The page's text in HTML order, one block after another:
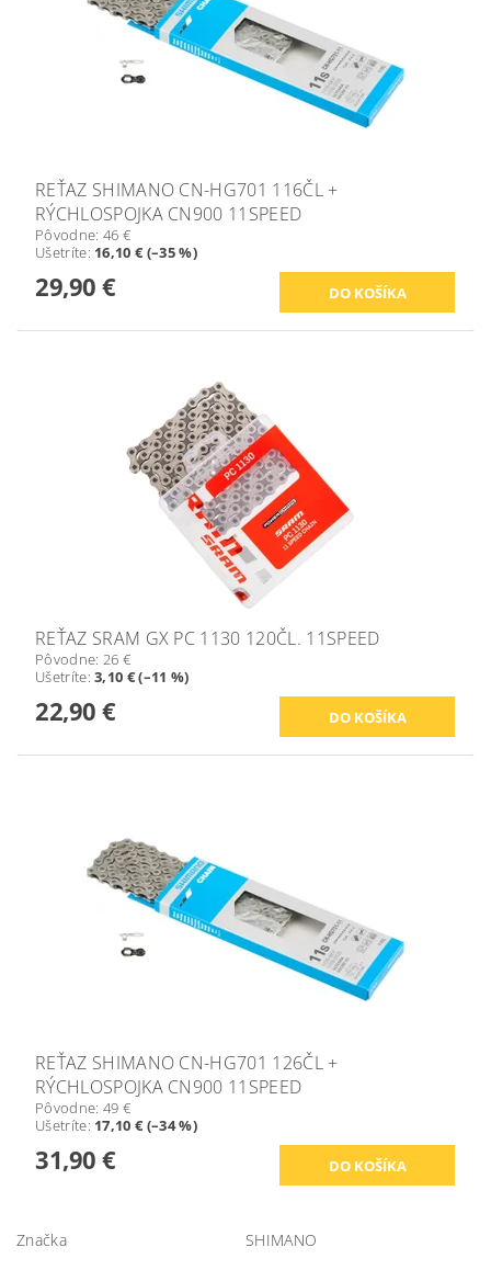
REŤAZ SHIMANO CN-HG701 116ČL +
RÝCHLOSPOJKA CN900 11SPEED
Pôvodne: 46 €
Ušetríte: 16,10 € (–35 %)
29,90 €
REŤAZ SRAM GX PC 1130 120ČL. 11SPEED
Pôvodne: 26 €
Ušetríte:3,10 € (–11 %)
22,90 €
REŤAZ SHIMANO CN-HG701 126ČL +
RÝCHLOSPOJKA CN900 11SPEED
Pôvodne: 49 €
Ušetríte: 17,10 € (–34 %)
31,90 €
Značka SHIMANO